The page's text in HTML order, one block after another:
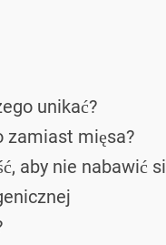
unikać?
zamiast mięsa?
aby nie nabawić